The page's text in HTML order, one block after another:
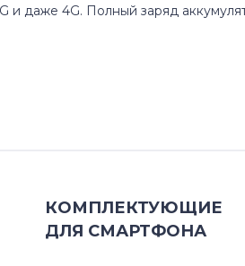
и даже 4G. Полный заряд
КОМПЛЕКТУЮЩИЕ
ДЛЯ СМАРТФОНА